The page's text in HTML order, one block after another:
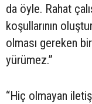
da öyle. Rahat
koşullarının
olması gereken
yürümez.”
“Hiç olmayan